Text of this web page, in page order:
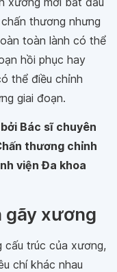
thương nhưng
toàn lành có thể
hồi phục hay
thể điều chỉnh
giai đoạn.
Bác sĩ chuyên
thương chỉnh
viện Đa khoa
gãy xương
trúc của xương,
chí khác nhau